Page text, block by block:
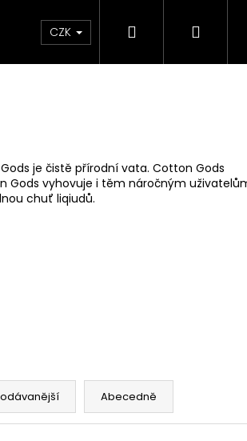
Obchodní podmínky
CZK Hledat
je čistě přírodní vata. Cotton Gods
Gods vyhovuje i těm náročným
chuť liqiudů.
Abecedně